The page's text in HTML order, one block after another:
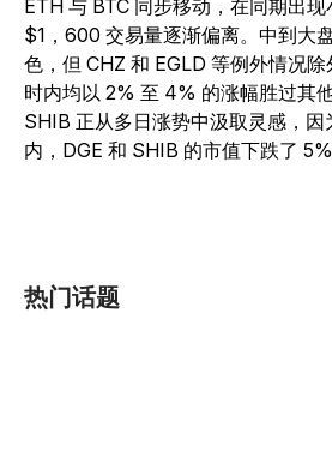
ETH 与 BTC 同步移动，在同期出
$1，600 交易量逐渐偏离。中到大
色，但 CHZ 和 EGLD 等例外情况
时内均以 2% 至 4% 的涨幅胜过其
SHIB 正从多日涨势中汲取灵感，因
内，DGE 和 SHIB 的市值下跌了 5%
热门话题